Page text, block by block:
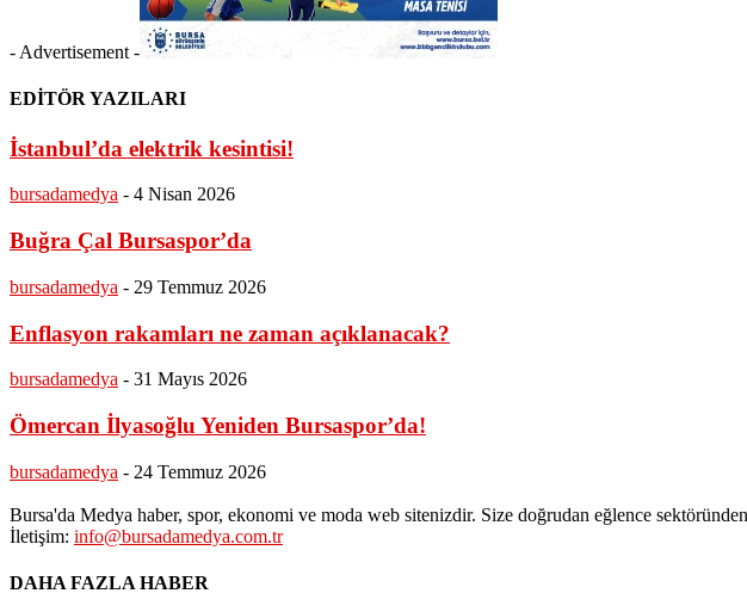
- Advertisement -
EDİTÖR YAZILARI
İstanbul’da elektrik kesintisi!
bursadamedya - 4 Nisan 2026
Buğra Çal Bursaspor’da
bursadamedya - 29 Temmuz 2026
Enflasyon rakamları ne zaman açıklanacak?
bursadamedya - 31 Mayıs 2026
Ömercan İlyasoğlu Yeniden Bursaspor’da!
bursadamedya - 24 Temmuz 2026
Bursa'da Medya haber, spor, ekonomi ve moda web sitenizdir. Size doğrudan eğlence
İletişim: info@bursadamedya.com.tr
DAHA FAZLA HABER